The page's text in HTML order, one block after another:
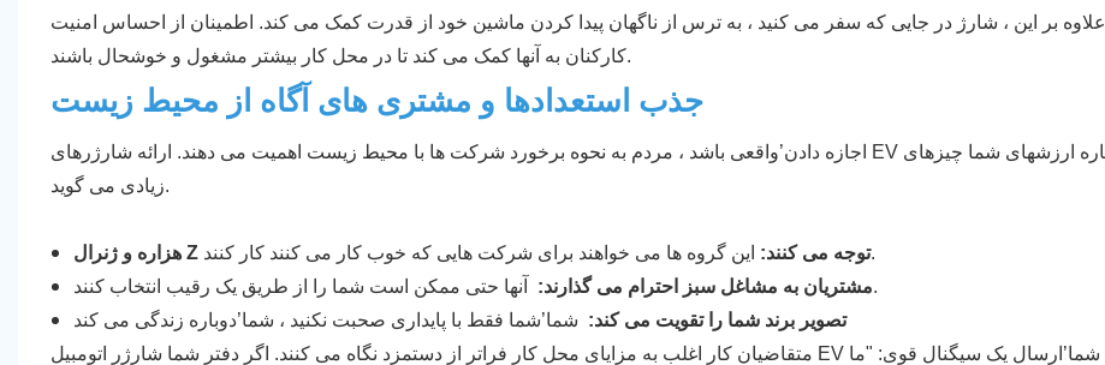
علاوه بر این ، شارژ در جایی که سفر می کنید ، به ترس از ناگهان پیدا کردن ماشین خود از قدرت کمک می کند. اطمینان از احساس امنیت
کارکنان به آنها کمک می کند تا در محل کار بیشتر مشغول و خوشحال باشند.
جذب استعدادها و مشتری های آگاه از محیط زیست
اجازه دادن’واقعی باشد ، مردم به نحوه برخورد شرکت ها با محیط زیست اهمیت می دهند. ارائه شارژرهای EV درباره ارزشهای شما چیزهای
زیادی می گوید.
هزاره و ژنرال Z توجه می کنند:این گروه ها می خواهند برای شرکت هایی که خوب کار می کنند کار کنند.
مشتریان به مشاغل سبز احترام می گذارند:آنها حتی ممکن است شما را از طریق یک رقیب انتخاب کنند.
تصویر برند شما را تقویت می کند: شما’شما فقط با پایداری صحبت نکنید ، شما’دوباره زندگی می کند
متقاضیان کار اغلب به مزایای محل کار فراتر از دستمزد نگاه می کنند. اگر دفتر شما شارژر اتومبیل EV دارد ، شما’ارسال یک سیگنال قوی: "ما